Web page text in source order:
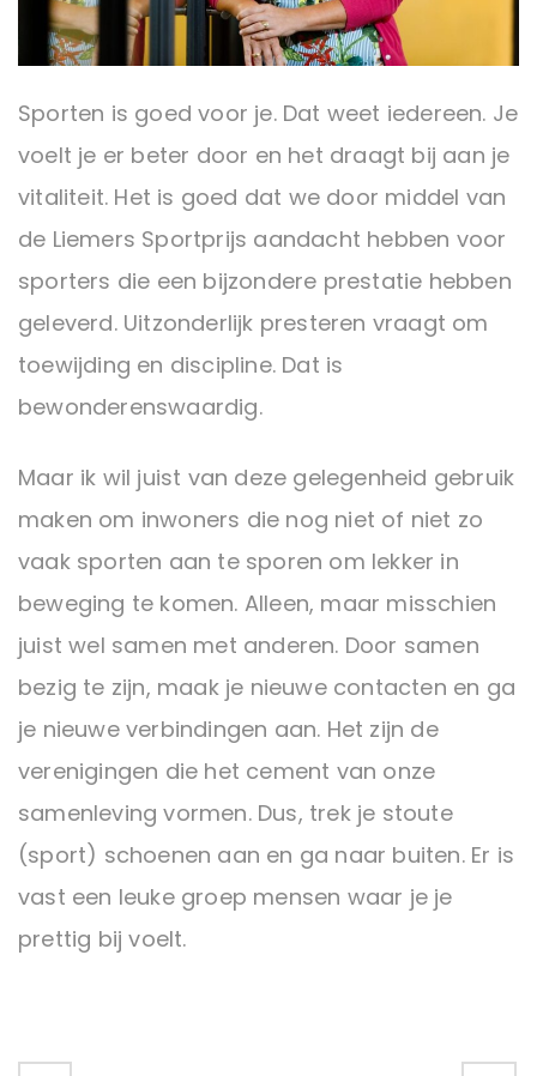
Sporten is goed voor je. Dat weet iedereen. Je
voelt je er beter door en het draagt bij aan je
vitaliteit. Het is goed dat we door middel van
de Liemers Sportprijs aandacht hebben voor
sporters die een bijzondere prestatie hebben
geleverd. Uitzonderlijk presteren vraagt om
toewijding en discipline. Dat is
bewonderenswaardig.
Maar ik wil juist van deze gelegenheid gebruik
maken om inwoners die nog niet of niet zo
vaak sporten aan te sporen om lekker in
beweging te komen. Alleen, maar misschien
juist wel samen met anderen. Door samen
bezig te zijn, maak je nieuwe contacten en ga
je nieuwe verbindingen aan. Het zijn de
verenigingen die het cement van onze
samenleving vormen. Dus, trek je stoute
(sport) schoenen aan en ga naar buiten. Er is
vast een leuke groep mensen waar je je
prettig bij voelt.